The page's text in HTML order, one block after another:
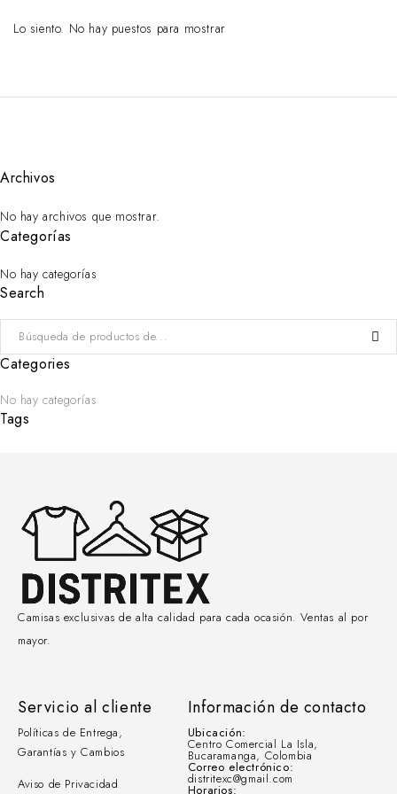
Lo siento. No hay puestos para mostrar
Archivos
No hay archivos que mostrar.
Categorías
No hay categorías
Search
Categories
No hay categorías
Tags
Camisas exclusivas de alta calidad para cada ocasión. Ventas al por
mayor.
Servicio al cliente
Políticas de Entrega,
Garantías y Cambios
Aviso de Privacidad
Información de contacto
Ubicación:
Centro Comercial La Isla,
Bucaramanga, Colombia
Correo electrónico:
distritexc@gmail.com
Horarios: